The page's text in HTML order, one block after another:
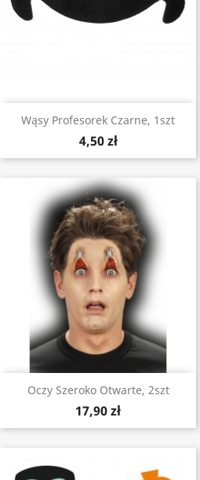
Wąsy Profesorek Czarne, 1szt
4,50 zł
Oczy Szeroko Otwarte, 2szt
17,90 zł